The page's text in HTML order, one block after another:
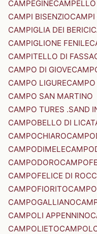
CAMPEGINE
CAMPI BISENZIOCAMPI
CAMPIGLIA DEI BERICI
CAMPIGLIONE FENILE
CAMPITELLO DI FASSA
CAMPO DI GIOVE
CAMPO LIGURE
CAMPO SAN MARTINO
CAMPO TURES .SAND
CAMPOBELLO DI
CAMPOCHIARO
CAMPODIMELE
CAMPODORO
CAMPOFELICE DI
CAMPOFIORITO
CAMPOGALLIANO
CAMPOLI APPENNINO
CAMPOLIETO